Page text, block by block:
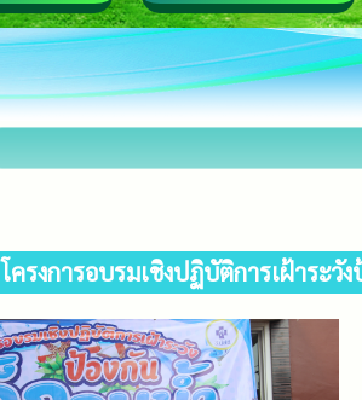
โครงการอบรมเชิงปฏิบัติการเฝ้าระ